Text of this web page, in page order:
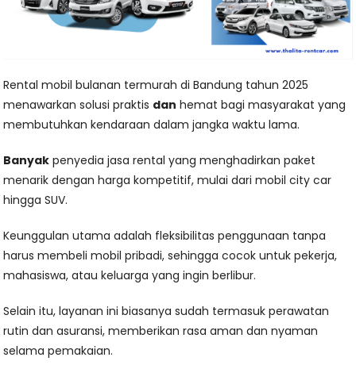
Rental mobil bulanan termurah di Bandung tahun 2025
menawarkan solusi praktis dan hemat bagi masyarakat yang
membutuhkan kendaraan dalam jangka waktu lama.
Banyak penyedia jasa rental yang menghadirkan paket
menarik dengan harga kompetitif, mulai dari mobil city car
hingga SUV.
Keunggulan utama adalah fleksibilitas penggunaan tanpa
harus membeli mobil pribadi, sehingga cocok untuk pekerja,
mahasiswa, atau keluarga yang ingin berlibur.
Selain itu, layanan ini biasanya sudah termasuk perawatan
rutin dan asuransi, memberikan rasa aman dan nyaman
selama pemakaian.